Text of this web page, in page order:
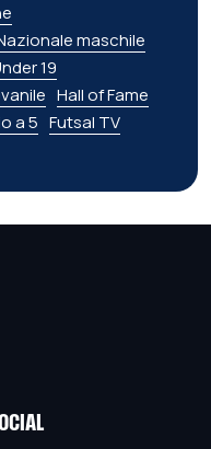
maschile
19
Hall of Fame
a 5 Futsal TV